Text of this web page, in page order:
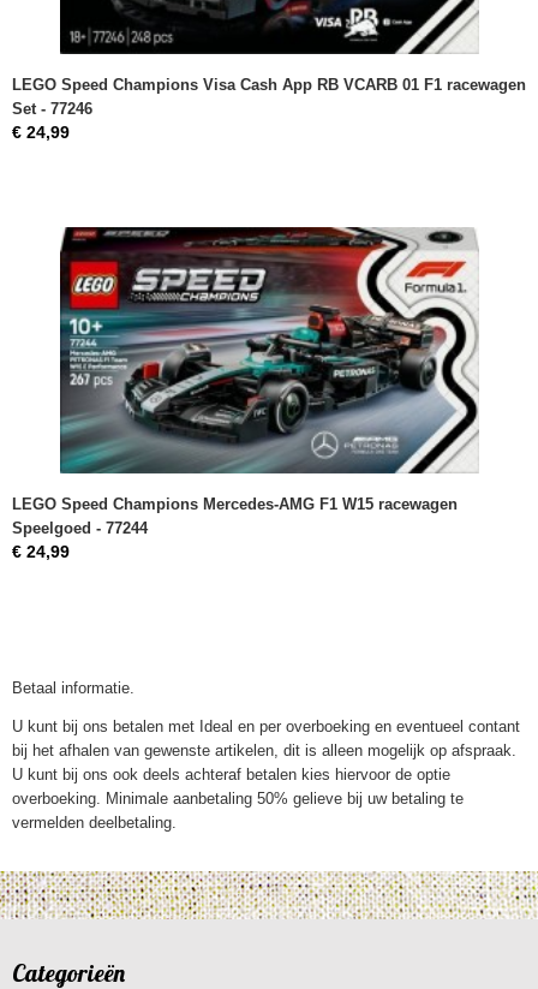
LEGO Speed Champions Visa Cash App RB VCARB 01 F1 racewagen
Set - 77246
€ 24,99
LEGO Speed Champions Mercedes-AMG F1 W15 racewagen
Speelgoed - 77244
€ 24,99
Betaal informatie.
U kunt bij ons betalen met Ideal en per overboeking en eventueel contant
bij het afhalen van gewenste artikelen, dit is alleen mogelijk op afspraak.
U kunt bij ons ook deels achteraf betalen kies hiervoor de optie
overboeking. Minimale aanbetaling 50% gelieve bij uw betaling te
vermelden deelbetaling.
Categorieën